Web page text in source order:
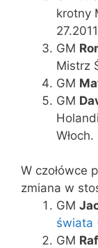
krotny
GM
Mistrz
GM
GM
Włoch.
W czołówce
zmiana w
GM
świata
GM